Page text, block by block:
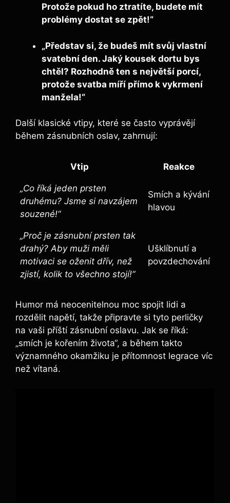
Protože pokud ho ztratíte, budete mít
problémy dostat se zpět!“
„Představ si, že budeš mít svůj vlastní
svatební den. Jaký kousek dortu bys
chtěl? Rozhodně ten s největší porcí,
protože svatba míří přímo k vykrmení
manžela!“
Další klasické vtipy, které se často vyprávějí
během zásnubních oslav, zahrnují:
Vtip Reakce
„Co říká jeden prsten
druhému? Jsme si navzájem
souzené!“
Smích a kývání
hlavou
„Proč je zásnubní prsten tak
drahý? Aby muži měli
motivaci se oženit dřív, než
zjistí, kolik to všechno stojí!“
Ušklíbnutí a
povzdechování
Humor má neocenitelnou moc spojit lidi a
rozdělit napětí, takže připravte si tyto perličky
na vaši příští zásnubní oslavu. Jak se říká:
„smích je kořením života“, a během takto
významného okamžiku je přítomnost legrace víc
než vítaná.